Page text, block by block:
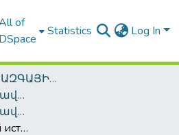
of
DSpace
Statistics Log In
ՀԱՅԱՍՏԱՆԻ ԱԶԳԱՅԻՆ ԳՐԱԴԱՐԱՆԻ ԹՎԱՅԻՆ ՊԱՀՈՑ / DIGITAL REPOSITORY OF NLA
Հայագիտական հավաքածու / Armenica
Հայագիտական հավաքածու / Armenica
Источники древней истории Армении